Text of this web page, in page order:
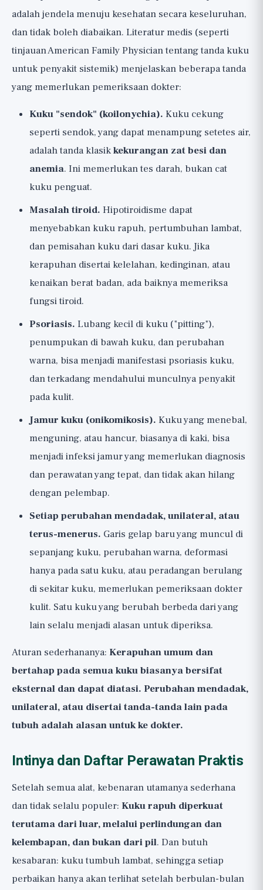
adalah jendela menuju kesehatan secara keseluruhan,
dan tidak boleh diabaikan. Literatur medis (seperti
tinjauan American Family Physician tentang tanda kuku
untuk penyakit sistemik) menjelaskan beberapa tanda
yang memerlukan pemeriksaan dokter:
Kuku "sendok" (koilonychia). Kuku cekung
seperti sendok, yang dapat menampung setetes air,
adalah tanda klasikkekurangan zat besi dan
anemia. Ini memerlukan tes darah, bukan cat
kuku penguat.
Masalah tiroid. Hipotiroidisme dapat
menyebabkan kuku rapuh, pertumbuhan lambat,
dan pemisahan kuku dari dasar kuku. Jika
kerapuhan disertai kelelahan, kedinginan, atau
kenaikan berat badan, ada baiknya memeriksa
fungsi tiroid.
Psoriasis. Lubang kecil di kuku ("pitting"),
penumpukan di bawah kuku, dan perubahan
warna, bisa menjadi manifestasi psoriasis kuku,
dan terkadang mendahului munculnya penyakit
pada kulit.
Jamur kuku (onikomikosis). Kuku yang menebal,
menguning, atau hancur, biasanya di kaki, bisa
menjadi infeksi jamur yang memerlukan diagnosis
dan perawatan yang tepat, dan tidak akan hilang
dengan pelembap.
Setiap perubahan mendadak, unilateral, atau
terus-menerus. Garis gelap baru yang muncul di
sepanjang kuku, perubahan warna, deformasi
hanya pada satu kuku, atau peradangan berulang
di sekitar kuku, memerlukan pemeriksaan dokter
kulit. Satu kuku yang berubah berbeda dari yang
lain selalu menjadi alasan untuk diperiksa.
Aturan sederhananya: Kerapuhan umum dan
bertahap pada semua kuku biasanya bersifat
eksternal dan dapat diatasi. Perubahan mendadak,
unilateral, atau disertai tanda-tanda lain pada
tubuh adalah alasan untuk ke dokter.
Intinya dan Daftar Perawatan Praktis
Setelah semua alat, kebenaran utamanya sederhana
dan tidak selalu populer: Kuku rapuh diperkuat
terutama dari luar, melalui perlindungan dan
kelembapan, dan bukan dari pil. Dan butuh
kesabaran: kuku tumbuh lambat, sehingga setiap
perbaikan hanya akan terlihat setelah berbulan-bulan